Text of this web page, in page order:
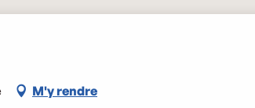
M'y rendre